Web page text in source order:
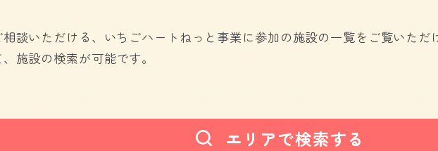
談いただける、いちごハートねっと事業に参加の施設の一覧をご覧いただ
施設の検索が可能です。
エリアで検索する